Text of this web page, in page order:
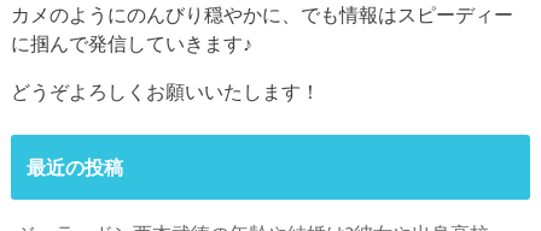
カメのようにのんびり穏やかに、でも情報はスピーディー
に掴んで発信していきます♪
どうぞよろしくお願いいたします！
最近の投稿